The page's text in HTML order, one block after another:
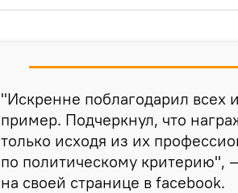
"Искренне поблагодарил всех
пример. Подчеркнул, что
только исходя из их
по политическому критерию",
на своей странице в fаcebook.